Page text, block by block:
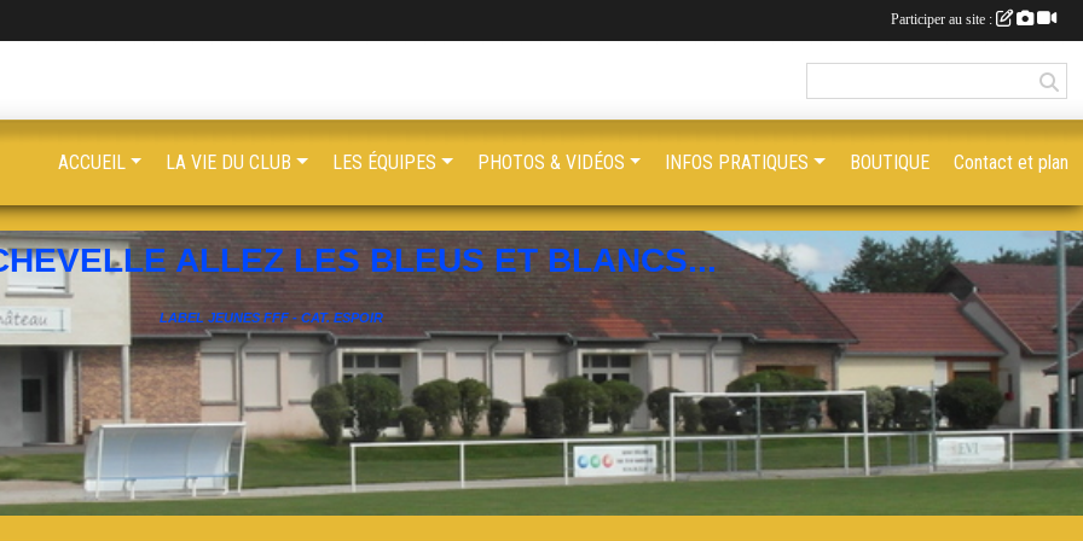
ALLEZ LES BLEUS ET BLANCS...
LABEL JEUNES FFF - CAT. ESPOIR
ACCUEIL LA VIE DU CLUB LES ÉQUIPES PHOTOS & VIDÉOS INFOS PRATIQUES BOUTIQUE Contact et plan
Participer au site :